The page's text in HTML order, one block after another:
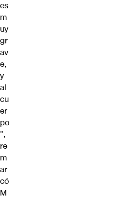
es
m
uy
gr
av
e,
y
al
cu
er
po
",
re
m
ar
có
M